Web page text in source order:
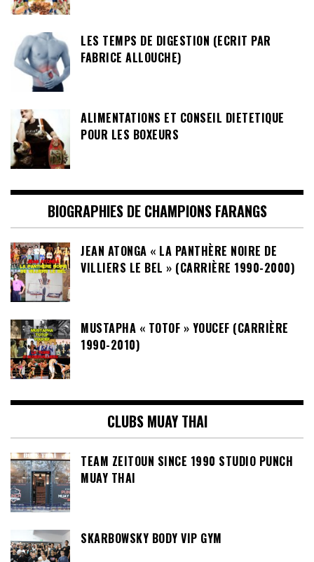
LES TEMPS DE DIGESTION (ECRIT PAR
FABRICE ALLOUCHE)
ALIMENTATIONS ET CONSEIL DIETETIQUE
POUR LES BOXEURS
BIOGRAPHIES DE CHAMPIONS FARANGS
JEAN ATONGA « LA PANTHÈRE NOIRE DE
VILLIERS LE BEL » (CARRIÈRE 1990-2000)
MUSTAPHA « TOTOF » YOUCEF (CARRIÈRE
1990-2010)
CLUBS MUAY THAI
TEAM ZEITOUN SINCE 1990 STUDIO PUNCH
MUAY THAI
SKARBOWSKY BODY VIP GYM